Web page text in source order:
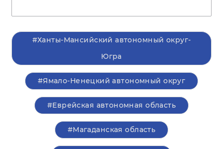
#Ханты-Мансийский автономный округ-
Югра
#Ямало-Ненецкий автономный округ
#Еврейская автономная область
#Магаданская область